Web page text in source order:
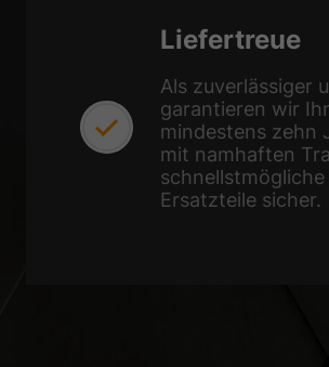
Liefertreue
Als zuverlässiger
garantieren wir
mindestens zehn
mit namhaften
Ersatzteile sicher.